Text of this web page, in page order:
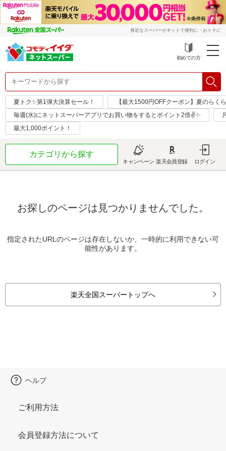
身近なスーパーがネットで便利に・おトクに
初めての方
夏トク✨第1弾大決算セール！
【最大1500円OFFクーポン】夏のらく
毎週(水)にネットスーパーアプリでお買い物をするとポイント2倍✌✨
最大1,000ポイント！
カテゴリから探す
キャンペーン 楽天会員登録 ログイン
お探しのページは見つかりませんでした。
指定されたURLのページは存在しないか、一時的に利用できない可
能性があります。
楽天全国スーパートップへ
ヘルプ
ご利用方法
会員登録方法について